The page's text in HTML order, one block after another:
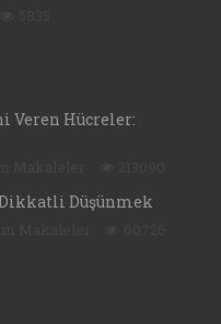
Veren Hücreler:
Düşünmek